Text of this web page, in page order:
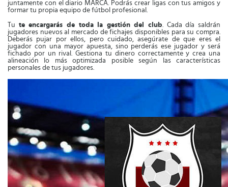
juntamente con el diario MARCA. Podrás crear ligas con tus amigos y
formar tu propia equipo de fútbol profesional.
Tu te encargarás de toda la gestión del club. Cada día saldrán
jugadores nuevos al mercado de fichajes disponibles para su compra.
Deberás pujar por ellos, pero cuidado, asegúrate de que eres el
jugador con una mayor apuesta, sino perderás ese jugador y será
fichado por un rival. Gestiona tu dinero correctamente y crea una
alineación lo más optimizada posible según las características
personales de tus jugadores.